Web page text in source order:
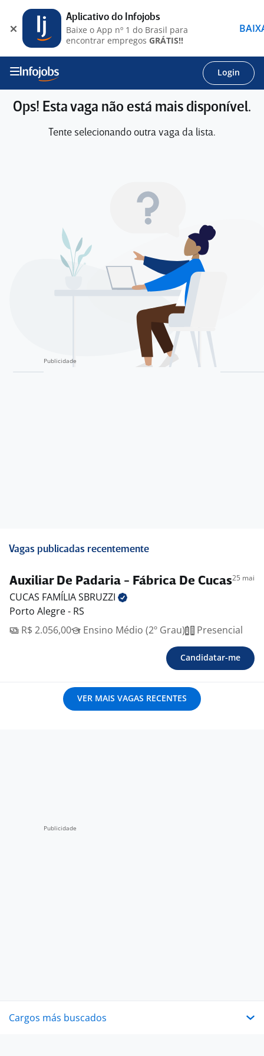
Login
Ops! Esta vaga não está mais disponível.
Tente selecionando outra vaga da lista.
Vagas publicadas recentemente
Auxiliar De Padaria - Fábrica De Cucas25 mai
CUCAS FAMÍLIASBRUZZI
Porto Alegre - RS
R$ 2.056,00
Ensino Médio (2º Grau) Presencial
Candidatar-me
VER MAIS VAGAS RECENTES
Cargos más buscados
Aplicativo do Infojobs
Baixe o App nº 1 do Brasil para
encontrar empregos GRÁTIS!!